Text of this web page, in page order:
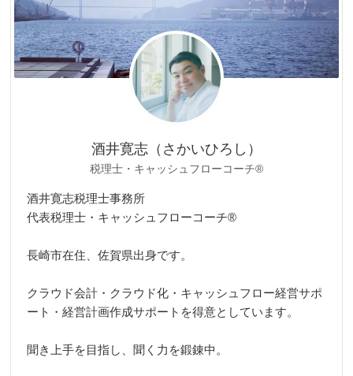
酒井寛志（さかいひろし）
税理士・キャッシュフローコーチ®
酒井寛志税理士事務所
代表税理士・キャッシュフローコーチ®
長崎市在住、佐賀県出身です。
クラウド会計・クラウド化・キャッシュフロー経営サポ
ート・経営計画作成サポートを得意としています。
聞き上手を目指し、聞く力を鍛錬中。